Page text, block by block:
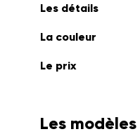
Les détails
La couleur
Le prix
Les